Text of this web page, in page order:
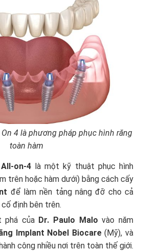
4 là phương pháp phục hình răng
toàn hàm
on-4là một kỹ thuật phục hình
trên hoặc hàm dưới) bằng cách cấy
để làm nền tảng nâng đỡ cho cả
định bên trên.
phá của Dr. Paulo Malo vào năm
Implant Nobel Biocare(Mỹ), và
công nhiều nơi trên toàn thế giới.